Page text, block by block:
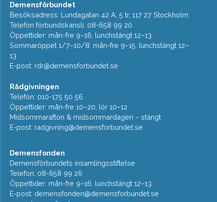
Demensförbundet
Besöksadress: Lundagatan 42 A, 5 tr, 117 27 Stockholm
Telefon förbundskansli: 08-658 99 20
Öppettider: mån-fre 9–16, lunchstängt 12–13
Sommaröppet 1/7–10/8: mån-fre 9–15, lunchstängt 12–
13
E-post: rdr@demensforbundet.se
Rådgivningen
Telefon: 010-175 50 56
Öppettider: mån-fre 10–20, lör 10–12
Midsommarafton & midsommardagen – stängt
E-post: radgivning@demensforbundet.se
Demensfonden
Demensförbundets insamlingsstiftelse
Telefon: 08-658 99 26
Öppettider: mån-fre 9–16, lunchstängt 12–13
E-post: demensfonden@demensforbundet.se